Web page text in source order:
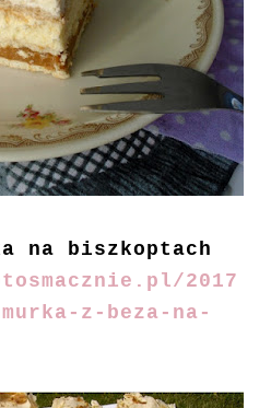
na biszkoptach
2017
z-beza-na-